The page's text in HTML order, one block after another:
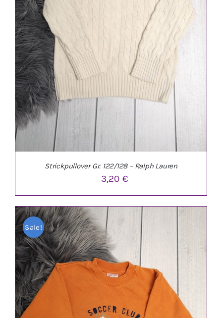
IN DEN WARENKORB / DETAILS
Strickpullover Gr. 122/128 – Ralph Lauren
3,20€
Sale!